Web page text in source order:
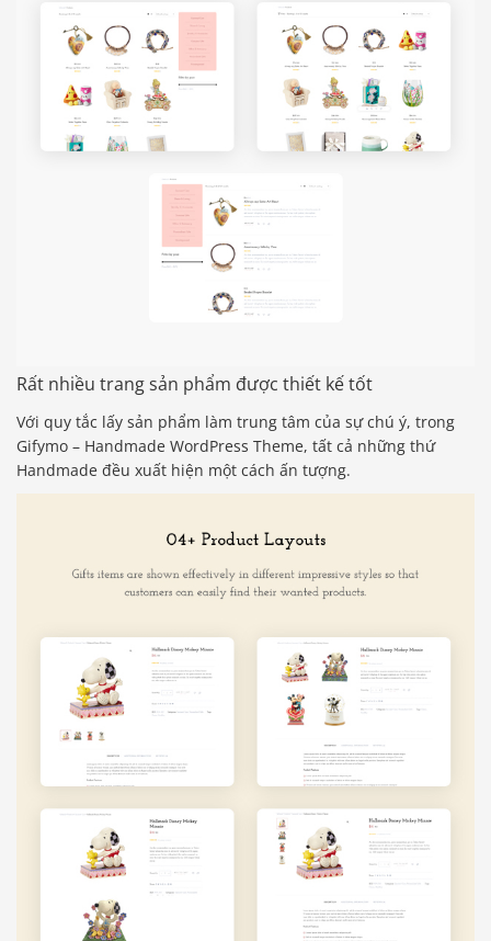
Rất nhiều trang sản phẩm được thiết kế tốt
Với quy tắc lấy sản phẩm làm trung tâm của sự chú ý, trong
Gifymo – Handmade WordPress Theme, tất cả những thứ
Handmade đều xuất hiện một cách ấn tượng.